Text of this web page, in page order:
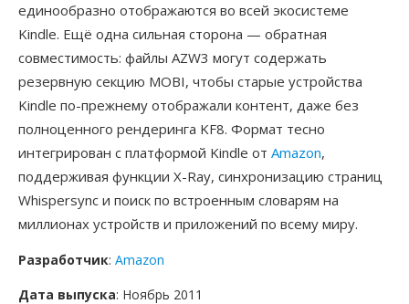
единообразно отображаются во всей экосистеме
Kindle. Ещё одна сильная сторона — обратная
совместимость: файлы AZW3 могут содержать
резервную секцию MOBI, чтобы старые устройства
Kindle по-прежнему отображали контент, даже без
полноценного рендеринга KF8. Формат тесно
интегрирован с платформой Kindle от Amazon,
поддерживая функции X-Ray, синхронизацию страниц
Whispersync и поиск по встроенным словарям на
миллионах устройств и приложений по всему миру.
Разработчик: Amazon
Дата выпуска: Ноябрь 2011